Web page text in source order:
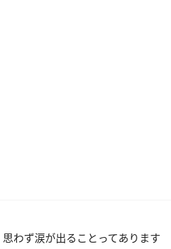
わず涙が出ることってあります